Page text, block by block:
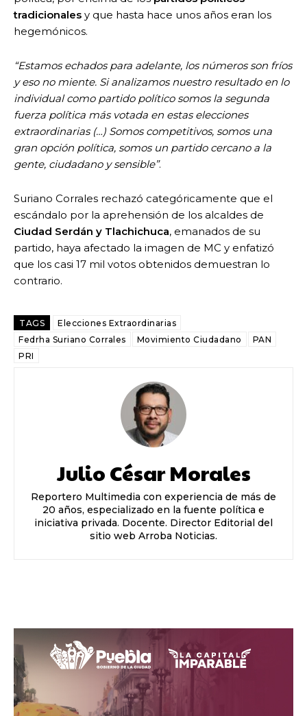
tradicionales y que hasta hace unos años eran los
hegemónicos.
“Estamos echados para adelante, los números son fríos
y eso no miente. Si analizamos nuestro resultado en lo
individual como partido político somos la segunda
fuerza política más votada en estas elecciones
extraordinarias (…) Somos competitivos, somos una
gran opción política, somos un partido cercano a la
gente, ciudadano y sensible”.
Suriano Corrales rechazó categóricamente que el
escándalo por la aprehensión de los alcaldes de
Ciudad Serdán y Tlachichuca, emanados de su
partido, haya afectado la imagen de MC y enfatizó
que los casi 17 mil votos obtenidos demuestran lo
contrario.
TAGS
Elecciones Extraordinarias
Fedrha Suriano Corrales
Movimiento Ciudadano
PAN
PRI
Julio César Morales
Reportero Multimedia con experiencia de más de
20 años, especializado en la fuente política e
iniciativa privada. Docente. Director Editorial del
sitio web Arroba Noticias.